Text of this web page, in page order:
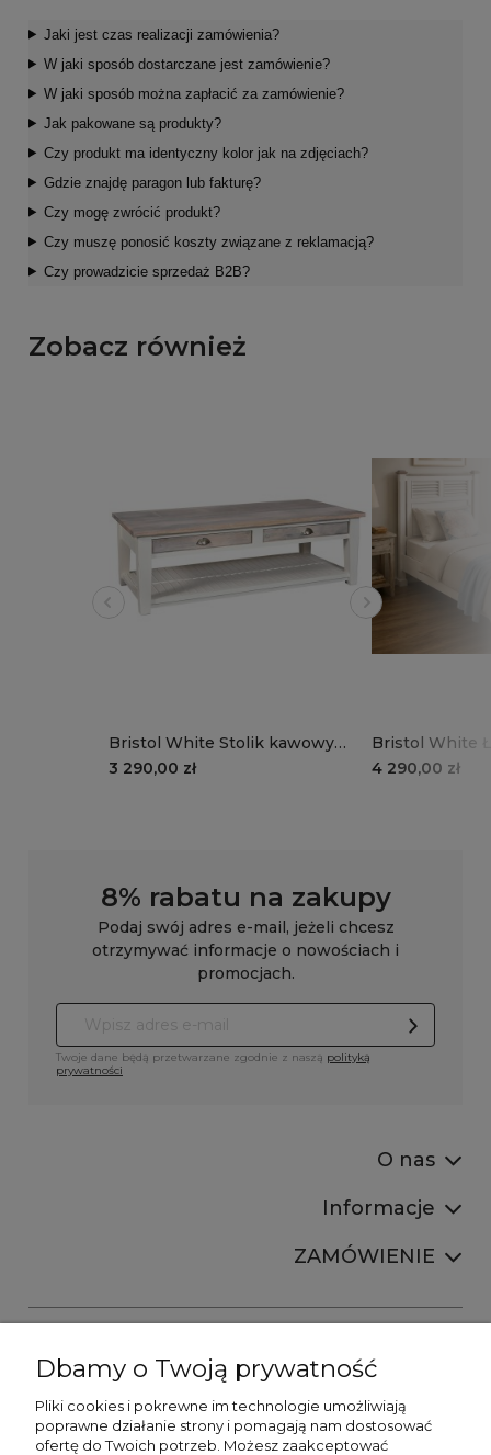
Jaki jest czas realizacji zamówienia?
W jaki sposób dostarczane jest zamówienie?
W jaki sposób można zapłacić za zamówienie?
Jak pakowane są produkty?
Czy produkt ma identyczny kolor jak na zdjęciach?
Gdzie znajdę paragon lub fakturę?
Czy mogę zwrócić produkt?
Czy muszę ponosić koszty związane z reklamacją?
Czy prowadzicie sprzedaż B2B?
Zobacz również
Bristol White Stolik kawowy
podłużny
3 290,00 zł
Bristol White
4 290,00 zł
8% rabatu na zakupy
Podaj swój adres e-mail, jeżeli chcesz
otrzymywać informacje o nowościach i
promocjach.
Twoje dane będą przetwarzane zgodnie z naszą polityką
prywatności
O nas
Informacje
ZAMÓWIENIE
+48606673390
sprzedaz@belldecohome.pl
Dbamy o Twoją prywatność
Pliki cookies i pokrewne im technologie umożliwiają
poprawne działanie strony i pomagają nam dostosować
ofertę do Twoich potrzeb. Możesz zaakceptować